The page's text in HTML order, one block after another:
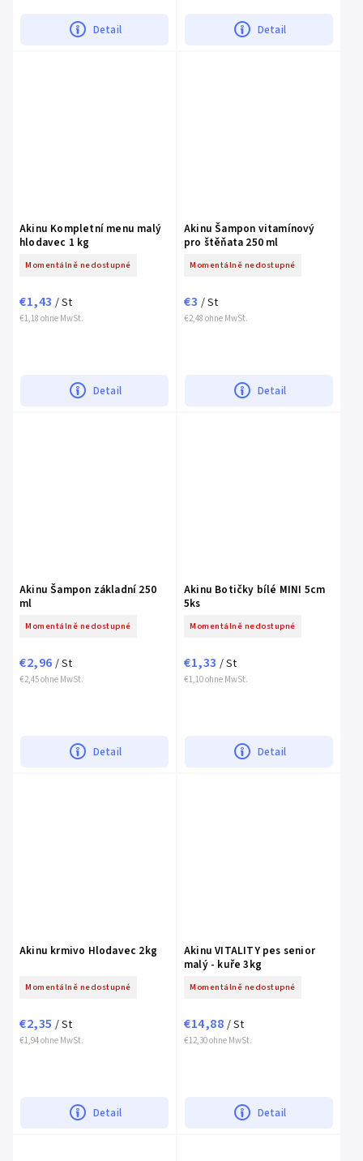
Detail Detail
Akinu Kompletní menu malý
hlodavec 1 kg
Momentálně nedostupné
€1,18 ohne MwSt.
€1,43 / St
Detail
Akinu Šampon vitamínový
pro štěňata 250 ml
Momentálně nedostupné
€2,48 ohne MwSt.
€3 / St
Detail
Akinu Šampon základní 250
ml
Momentálně nedostupné
€2,45 ohne MwSt.
€2,96 / St
Detail
Akinu Botičky bílé MINI 5cm
5ks
Momentálně nedostupné
€1,10 ohne MwSt.
€1,33 / St
Detail
Akinu krmivo Hlodavec 2kg
Momentálně nedostupné
€1,94 ohne MwSt.
€2,35 / St
Detail
Akinu VITALITY pes senior
malý - kuře 3kg
Momentálně nedostupné
€12,30 ohne MwSt.
€14,88 / St
Detail